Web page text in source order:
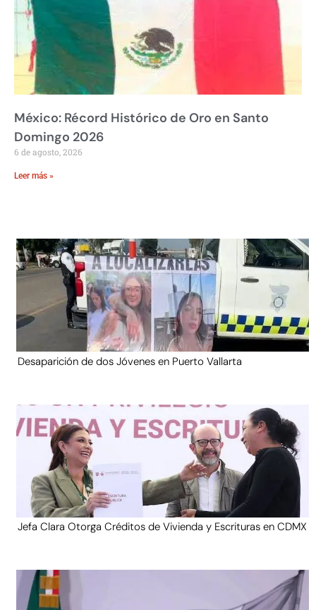
México: Récord Histórico de Oro en Santo
Domingo 2026
6 de agosto, 2026
Leer más »
Desaparición de dos Jóvenes en Puerto Vallarta
Jefa Clara Otorga Créditos de Vivienda y Escrituras en CDMX